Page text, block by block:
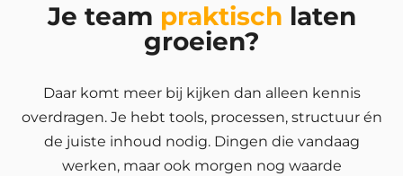
Je team praktisch laten
groeien?
Daar komt meer bij kijken dan alleen kennis
overdragen. Je hebt tools, processen, structuur én
de juiste inhoud nodig. Dingen die vandaag
werken, maar ook morgen nog waarde